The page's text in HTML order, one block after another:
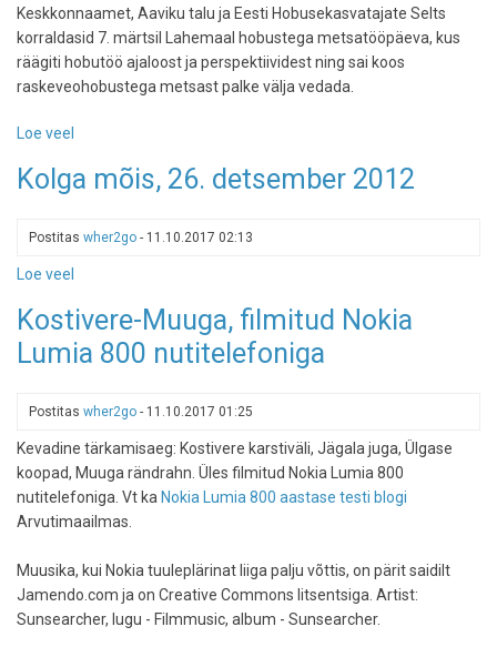
Keskkonnaamet, Aaviku talu ja Eesti Hobusekasvatajate Selts
korraldasid 7. märtsil Lahemaal hobustega metsatööpäeva, kus
räägiti hobutöö ajaloost ja perspektiividest ning sai koos
raskeveohobustega metsast palke välja vedada.
Loe veel
hobupäev,
Kolga mõis, 26. detsember 2012
Postitas wher2go - 11.10.2017 02:13
Loe veel
mõis,
26.
Kostivere-Muuga, filmitud Nokia
Lumia 800 nutitelefoniga
Postitas wher2go - 11.10.2017 01:25
Kevadine tärkamisaeg: Kostivere karstiväli, Jägala juga, Ülgase
koopad, Muuga rändrahn. Üles filmitud Nokia Lumia 800
nutitelefoniga. Vt ka Nokia Lumia 800 aastase testi blogi
Arvutimaailmas.
Muusika, kui Nokia tuuleplärinat liiga palju võttis, on pärit saidilt
Jamendo.com ja on Creative Commons litsentsiga. Artist:
Sunsearcher, lugu - Filmmusic, album - Sunsearcher.